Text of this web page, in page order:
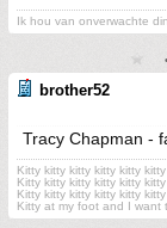
Ik hou van onverwachte
brother52
Tracy Chapman -
Kitty kitty kitty kitty kitty
Kitty kitty kitty kitty kitty
Kitty kitty kitty kitty kitty
Kitty at my foot and I want